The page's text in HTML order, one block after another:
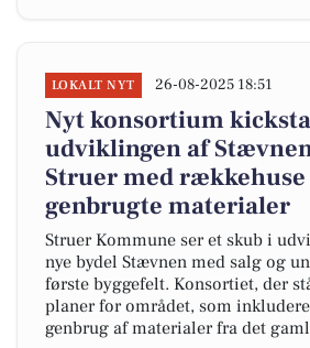
LOKALT NYT 26-08-2025 18:51
Nyt konsortium
udviklingen af
Struer med rækkehuse
genbrugte materialer
Struer Kommune ser et skub i
nye bydel Stævnen med salg og
første byggefelt. Konsortiet, der
planer for området, som
genbrug af materialer fra det